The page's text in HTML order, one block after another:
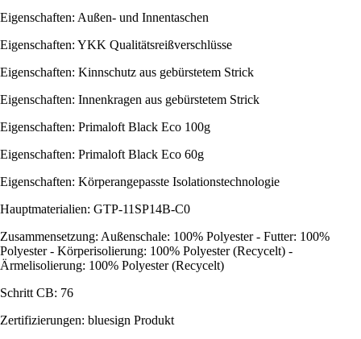
Eigenschaften: Außen- und Innentaschen
Eigenschaften: YKK Qualitätsreißverschlüsse
Eigenschaften: Kinnschutz aus gebürstetem Strick
Eigenschaften: Innenkragen aus gebürstetem Strick
Eigenschaften: Primaloft Black Eco 100g
Eigenschaften: Primaloft Black Eco 60g
Eigenschaften: Körperangepasste Isolationstechnologie
Hauptmaterialien: GTP-11SP14B-C0
Zusammensetzung: Außenschale: 100% Polyester - Futter: 100%
Polyester - Körperisolierung: 100% Polyester (Recycelt) -
Ärmelisolierung: 100% Polyester (Recycelt)
Schritt CB: 76
Zertifizierungen: bluesign Produkt